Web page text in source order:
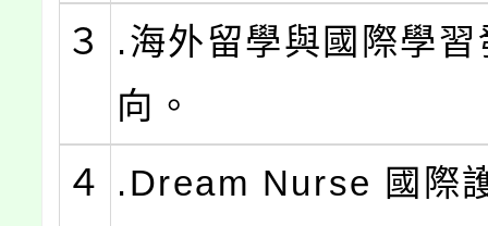
３
.海外留學與國際學習
向。
４
.Dream Nurse 國際